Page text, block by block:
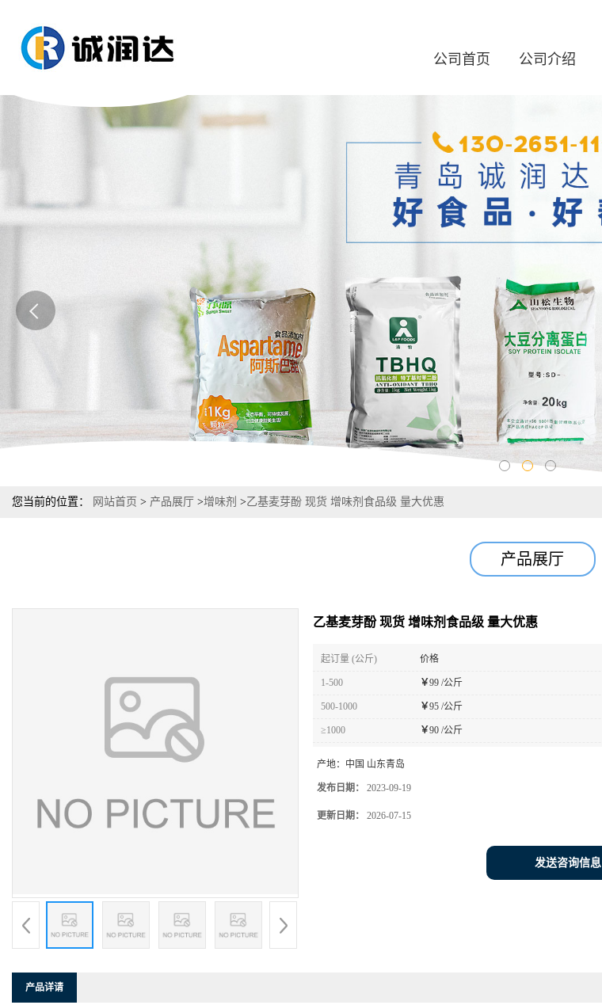
公司首页 公司介绍
您当前的位置： 网站首页 > 产品展厅 >增味剂 >乙基麦芽酚 现货 增味剂食品级 量大优惠
产品展厅
乙基麦芽酚 现货 增味剂食品级 量大优惠
起订量 (公斤) 价格
1-500 ￥99 /公斤
500-1000 ￥95 /公斤
≥1000 ￥90 /公斤
产地： 中国 山东青岛
发布日期： 2023-09-19
更新日期： 2026-07-15
发送咨询信息
产品详请